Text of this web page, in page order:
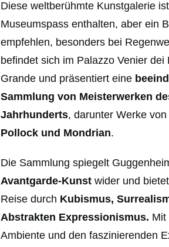
Diese weltberühmte Kunstgalerie
Museumspass enthalten, aber ein
empfehlen, besonders bei
befindet sich im Palazzo Venier dei
Grande und präsentiert eine
Sammlung von Meisterwerken
Jahrhunderts, darunter Werke von
Pollock und Mondrian.
Die Sammlung spiegelt
Avantgarde-Kunst wider und
Reise durch Kubismus,
Abstrakten Expressionismus. Mit
Ambiente und den faszinierenden